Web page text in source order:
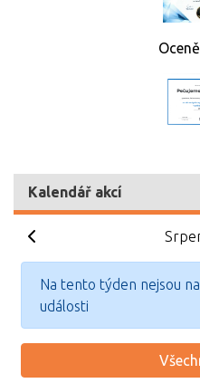
Kalendář akcí
Na tento týden nejsou
události